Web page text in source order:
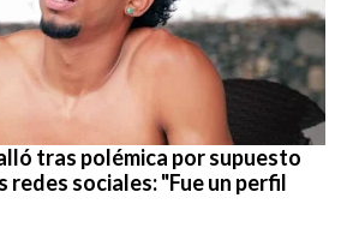
tras polémica por supuesto
redes sociales: "Fue un perfil